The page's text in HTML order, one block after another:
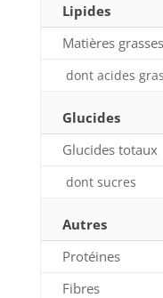
Lipides
Matières grasses
dont acides
Glucides
Glucides totaux
dont sucres
Autres
Protéines
Fibres